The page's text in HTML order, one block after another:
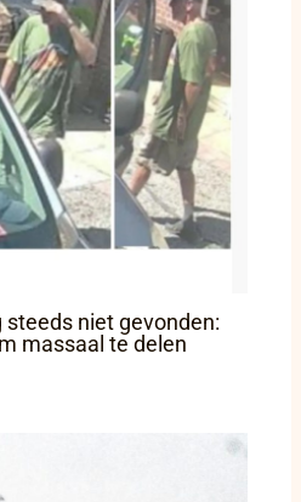
steeds niet gevonden:
massaal te delen